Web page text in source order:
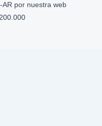
AR por nuestra web